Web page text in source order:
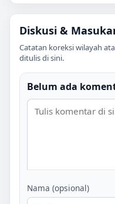
Diskusi &
Catatan koreksi wilayah
ditulis di sini.
Belum ada
Nama (opsional)